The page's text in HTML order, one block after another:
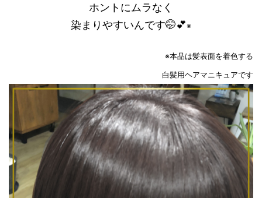
ホントにムラなく
染まりやすいんです🤭💕※
※本品は髪表面を着色する
白髪用ヘアマニキュアです